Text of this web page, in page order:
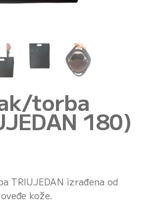
torba
180)
TRIUJEDAN izrađena od
kože.